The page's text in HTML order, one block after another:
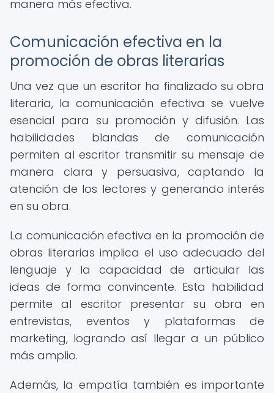
manera más efectiva.
Comunicación efectiva en la
promoción de obras literarias
Una vez que un escritor ha finalizado su obra
literaria, la comunicación efectiva se vuelve
esencial para su promoción y difusión. Las
habilidades blandas de comunicación
permiten al escritor transmitir su mensaje de
manera clara y persuasiva, captando la
atención de los lectores y generando interés
en su obra.
La comunicación efectiva en la promoción de
obras literarias implica el uso adecuado del
lenguaje y la capacidad de articular las
ideas de forma convincente. Esta habilidad
permite al escritor presentar su obra en
entrevistas, eventos y plataformas de
marketing, logrando así llegar a un público
más amplio.
Además, la empatía también es importante